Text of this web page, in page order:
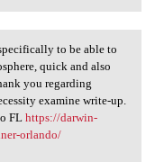
to be able to
quick and also
you regarding
examine write-up.
FL https://darwin-
orlando/